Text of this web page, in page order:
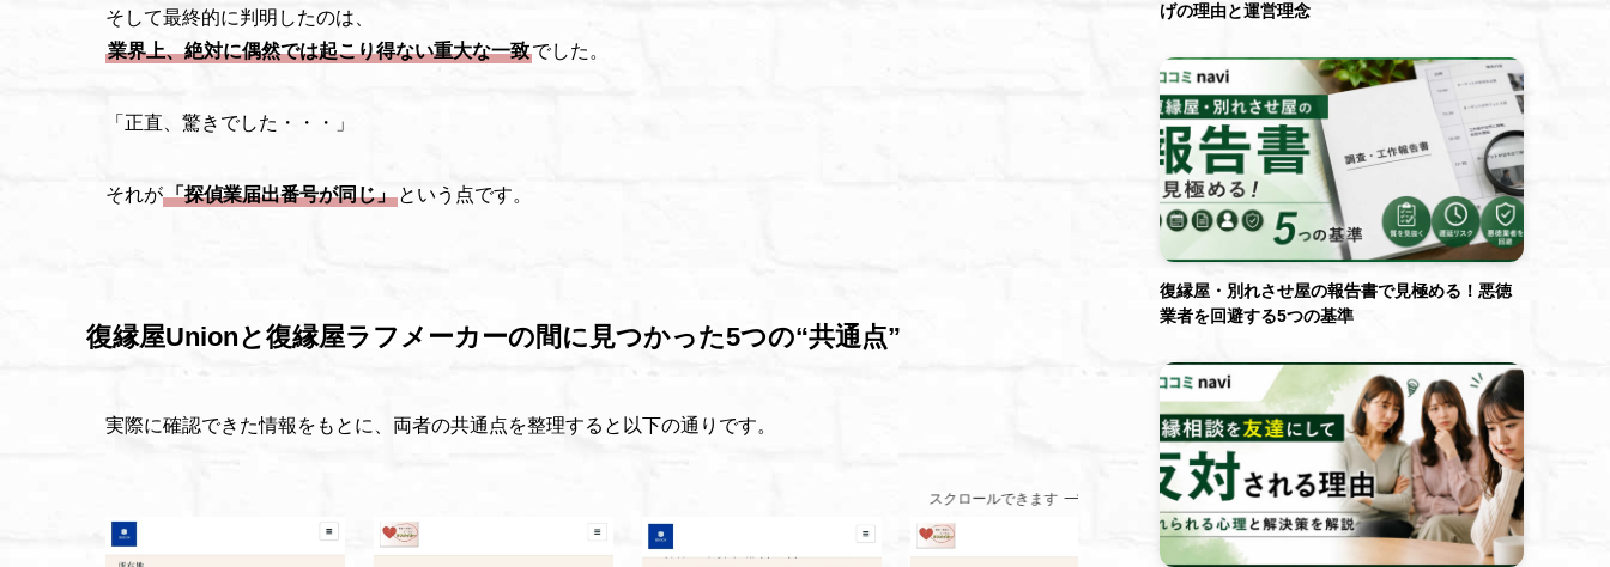
そして最終的に判明したのは、
業界上、絶対に偶然では起こり得ない重大な一致でした。
「正直、驚きでした・・・」
それが「探偵業届出番号が同じ」 という点です。
復縁屋Unionと復縁屋ラフメーカーの間に見つかった5つの“共通点”
実際に確認できた情報をもとに、両者の共通点を整理すると以下の通りです。
スクロールできます
げの理由と運営理念
復縁屋・別れさせ屋の報告書で見極める！悪徳
業者を回避する5つの基準